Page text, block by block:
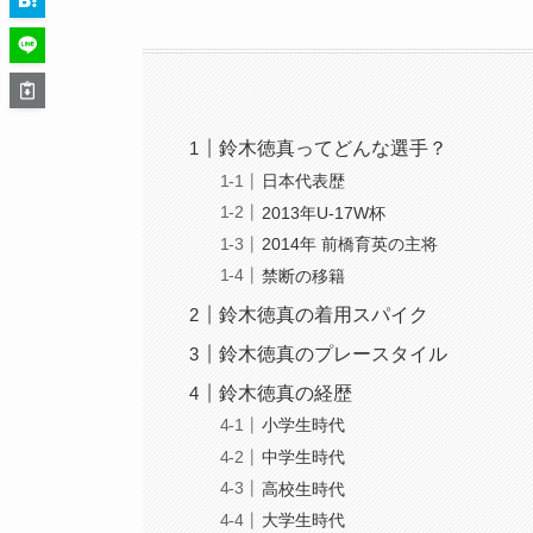
鈴木徳真ってどんな選手？
日本代表歴
2013年U-17W杯
2014年 前橋育英の主将
禁断の移籍
鈴木徳真の着用スパイク
鈴木徳真のプレースタイル
鈴木徳真の経歴
小学生時代
中学生時代
高校生時代
大学生時代